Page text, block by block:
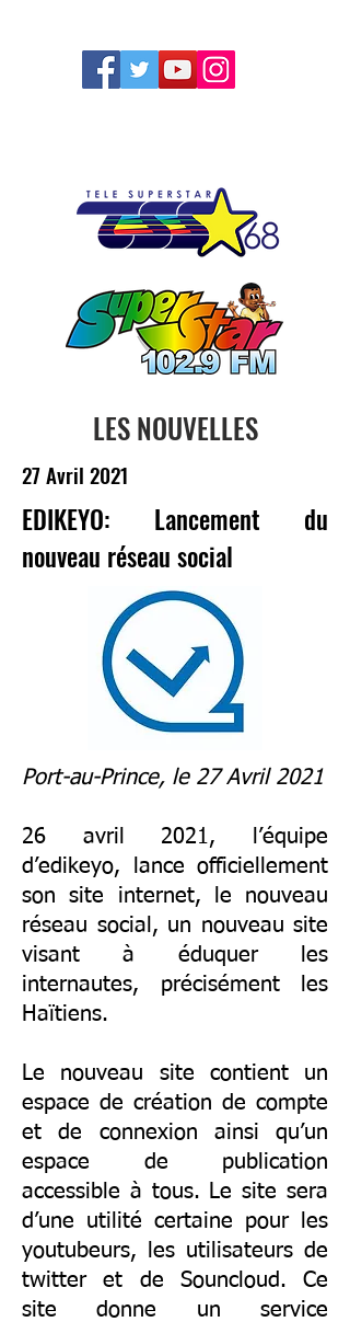
27 Avril 2021
Port-au-Prince, le 27 Avril 2021
26 avril 2021, l’équipe
d’edikeyo, lance officiellement
son site internet, le nouveau
réseau social, un nouveau site
visant à éduquer les
internautes, précisément les
Haïtiens.
Le nouveau site contient un
espace de création de compte
et de connexion ainsi qu’un
espace de publication
accessible à tous. Le site sera
d’une utilité certaine pour les
youtubeurs, les utilisateurs de
twitter et de Souncloud. Ce
site donne un service
LES NOUVELLES
EDIKEYO: Lancement du
nouveau réseau social